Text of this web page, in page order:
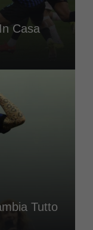
Casa
Tutto